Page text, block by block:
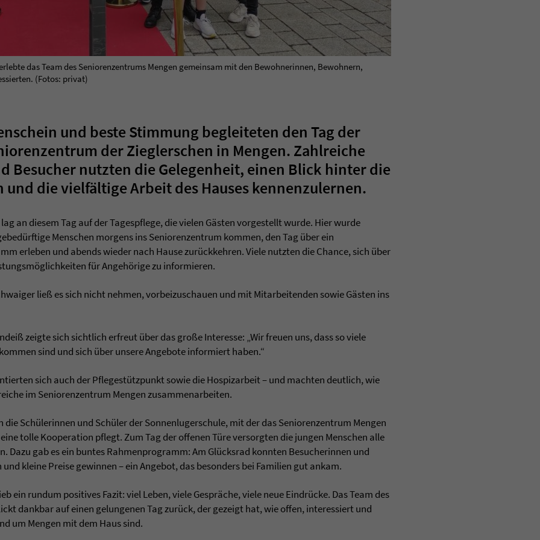
das Team des Seniorenzentrums Mengen gemeinsam mit den Bewohnerinnen, Bewohnern,
(Fotos: privat)
und beste Stimmung begleiteten den Tag der
der Zieglerschen in Mengen. Zahlreiche
Besucher nutzten die Gelegenheit, einen Blick hinter die
und die vielfältige Arbeit des Hauses kennenzulernen.
an diesem Tag auf der Tagespflege, die vielen Gästen vorgestellt wurde. Hier wurde
Menschen morgens ins Seniorenzentrum kommen, den Tag über ein
erleben und abends wieder nach Hause zurückkehren. Viele nutzten die Chance, sich über
für Angehörige zu informieren.
ließ es sich nicht nehmen, vorbeizuschauen und mit Mitarbeitenden sowie Gästen ins
zeigte sich sichtlich erfreut über das große Interesse: „Wir freuen uns, dass so viele
sind und sich über unsere Angebote informiert haben.“
sich auch der Pflegestützpunkt sowie die Hospizarbeit – und machten deutlich, wie
im Seniorenzentrum Mengen zusammenarbeiten.
die Schülerinnen und Schüler der Sonnenlugerschule, mit der das Seniorenzentrum Mengen
tolle Kooperation pflegt. Zum Tag der offenen Türe versorgten die jungen Menschen alle
Dazu gab es ein buntes Rahmenprogramm: Am Glücksrad konnten Besucherinnen und
kleine Preise gewinnen – ein Angebot, das besonders bei Familien gut ankam.
ein rundum positives Fazit: viel Leben, viele Gespräche, viele neue Eindrücke. Das Team des
dankbar auf einen gelungenen Tag zurück, der gezeigt hat, wie offen, interessiert und
um Mengen mit dem Haus sind.